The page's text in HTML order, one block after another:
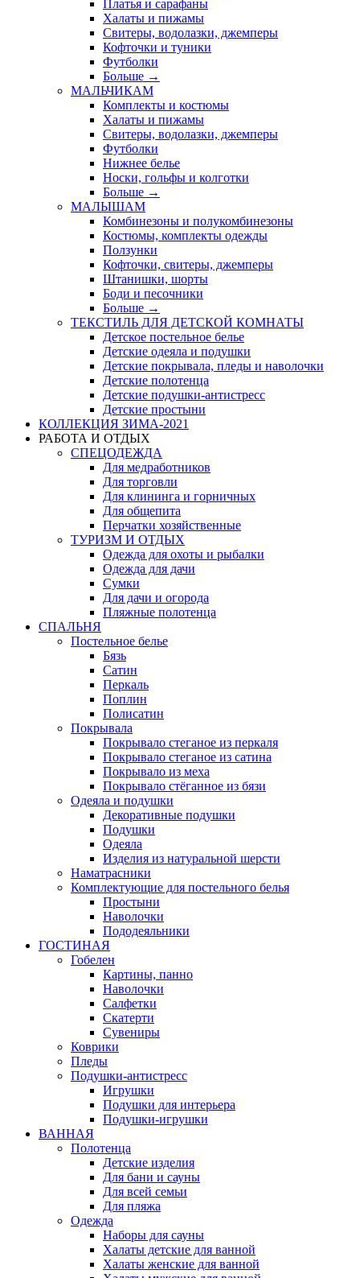
Платья и сарафаны
Халаты и пижамы
Свитеры, водолазки, джемперы
Кофточки и туники
Футболки
Больше →
МАЛЬЧИКАМ
Комплекты и костюмы
Халаты и пижамы
Свитеры, водолазки, джемперы
Футболки
Нижнее белье
Носки, гольфы и колготки
Больше →
МАЛЫШАМ
Комбинезоны и полукомбинезоны
Костюмы, комплекты одежды
Ползунки
Кофточки, свитеры, джемперы
Штанишки, шорты
Боди и песочники
Больше →
ТЕКСТИЛЬ ДЛЯ ДЕТСКОЙ КОМНАТЫ
Детское постельное белье
Детские одеяла и подушки
Детские покрывала, пледы и наволочки
Детские полотенца
Детские подушки-антистресс
Детские простыни
КОЛЛЕКЦИЯ ЗИМА-2021
РАБОТА И ОТДЫХ
СПЕЦОДЕЖДА
Для медработников
Для торговли
Для клининга и горничных
Для общепита
Перчатки хозяйственные
ТУРИЗМ И ОТДЫХ
Одежда для охоты и рыбалки
Одежда для дачи
Сумки
Для дачи и огорода
Пляжные полотенца
СПАЛЬНЯ
Постельное белье
Бязь
Сатин
Перкаль
Поплин
Полисатин
Покрывала
Покрывало стеганое из перкаля
Покрывало стеганое из сатина
Покрывало из меха
Покрывало стёганное из бязи
Одеяла и подушки
Декоративные подушки
Подушки
Одеяла
Изделия из натуральной шерсти
Наматраcники
Комплектующие для постельного белья
Простыни
Наволочки
Пододеяльники
ГОСТИНАЯ
Гобелен
Картины, панно
Наволочки
Салфетки
Скатерти
Сувениры
Коврики
Пледы
Подушки-антистресс
Игрушки
Подушки для интерьера
Подушки-игрушки
ВАННАЯ
Полотенца
Детские изделия
Для бани и сауны
Для всей семьи
Для пляжа
Одежда
Наборы для сауны
Халаты детские для ванной
Халаты женские для ванной